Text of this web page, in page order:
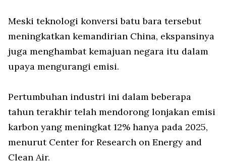
Meski teknologi konversi batu bara tersebut
meningkatkan kemandirian China, ekspansinya
juga menghambat kemajuan negara itu dalam
upaya mengurangi emisi.
Pertumbuhan industri ini dalam beberapa
tahun terakhir telah mendorong lonjakan emisi
karbon yang meningkat 12% hanya pada 2025,
menurut Center for Research on Energy and
Clean Air.